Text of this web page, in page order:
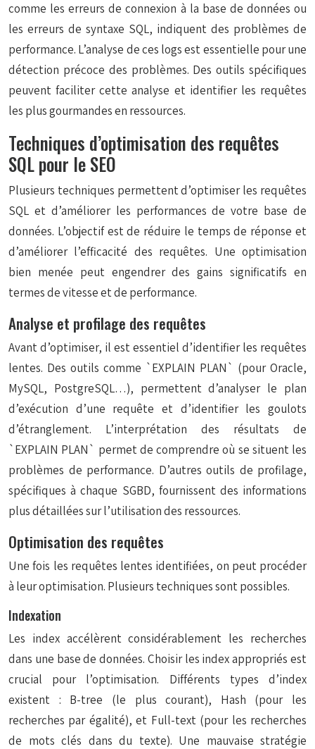
comme les erreurs de connexion à la base de données ou
les erreurs de syntaxe SQL, indiquent des problèmes de
performance. L’analyse de ces logs est essentielle pour une
détection précoce des problèmes. Des outils spécifiques
peuvent faciliter cette analyse et identifier les requêtes
les plus gourmandes en ressources.
Techniques d’optimisation des requêtes
SQL pour le SEO
Plusieurs techniques permettent d’optimiser les requêtes
SQL et d’améliorer les performances de votre base de
données. L’objectif est de réduire le temps de réponse et
d’améliorer l’efficacité des requêtes. Une optimisation
bien menée peut engendrer des gains significatifs en
termes de vitesse et de performance.
Analyse et profilage des requêtes
Avant d’optimiser, il est essentiel d’identifier les requêtes
lentes. Des outils comme `EXPLAIN PLAN` (pour Oracle,
MySQL, PostgreSQL…), permettent d’analyser le plan
d’exécution d’une requête et d’identifier les goulots
d’étranglement. L’interprétation des résultats de
`EXPLAIN PLAN` permet de comprendre où se situent les
problèmes de performance. D’autres outils de profilage,
spécifiques à chaque SGBD, fournissent des informations
plus détaillées sur l’utilisation des ressources.
Optimisation des requêtes
Une fois les requêtes lentes identifiées, on peut procéder
à leur optimisation. Plusieurs techniques sont possibles.
Indexation
Les index accélèrent considérablement les recherches
dans une base de données. Choisir les index appropriés est
crucial pour l’optimisation. Différents types d’index
existent : B-tree (le plus courant), Hash (pour les
recherches par égalité), et Full-text (pour les recherches
de mots clés dans du texte). Une mauvaise stratégie